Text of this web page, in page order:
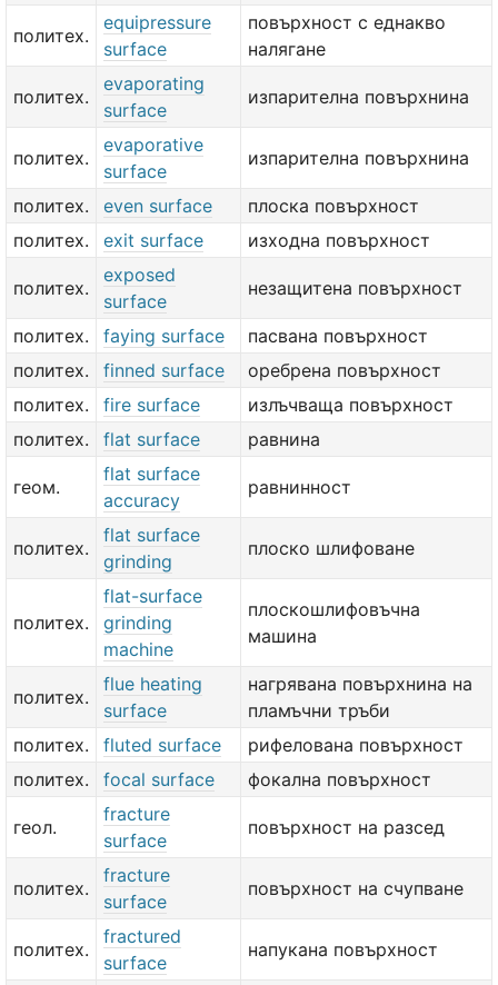
политех.
equipressure
surface
повърхност с еднакво
налягане
политех.
evaporating
surface
изпарителна повърхнина
политех.
evaporative
surface
изпарителна повърхнина
политех. even surface
плоска повърхност
политех.
exit surface изходна повърхност
политех.
exposed
surface
незащитена повърхност
политех. faying surface
пасвана повърхност
политех.
finned surface
оребрена повърхност
политех.
fire surface
излъчваща повърхност
политех.
flat surface равнина
геом.
flat surface
accuracy
равнинност
политех.
flat surface
grinding
плоско шлифоване
политех.
flat-surface
grinding
machine
плоскошлифовъчна
машина
политех.
flue heating
surface
нагрявана повърхнина на
пламъчни тръби
политех.
fluted surface
рифелована повърхност
политех.
focal surface фокална повърхност
геол.
fracture
surface
повърхност на разсед
политех.
fracture
surface
повърхност на счупване
политех.
fractured
surface
напукана повърхност